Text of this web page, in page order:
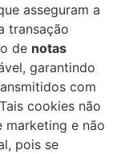
asseguram a
transação
de notas
garantindo
com
cookies não
marketing e não
pois se